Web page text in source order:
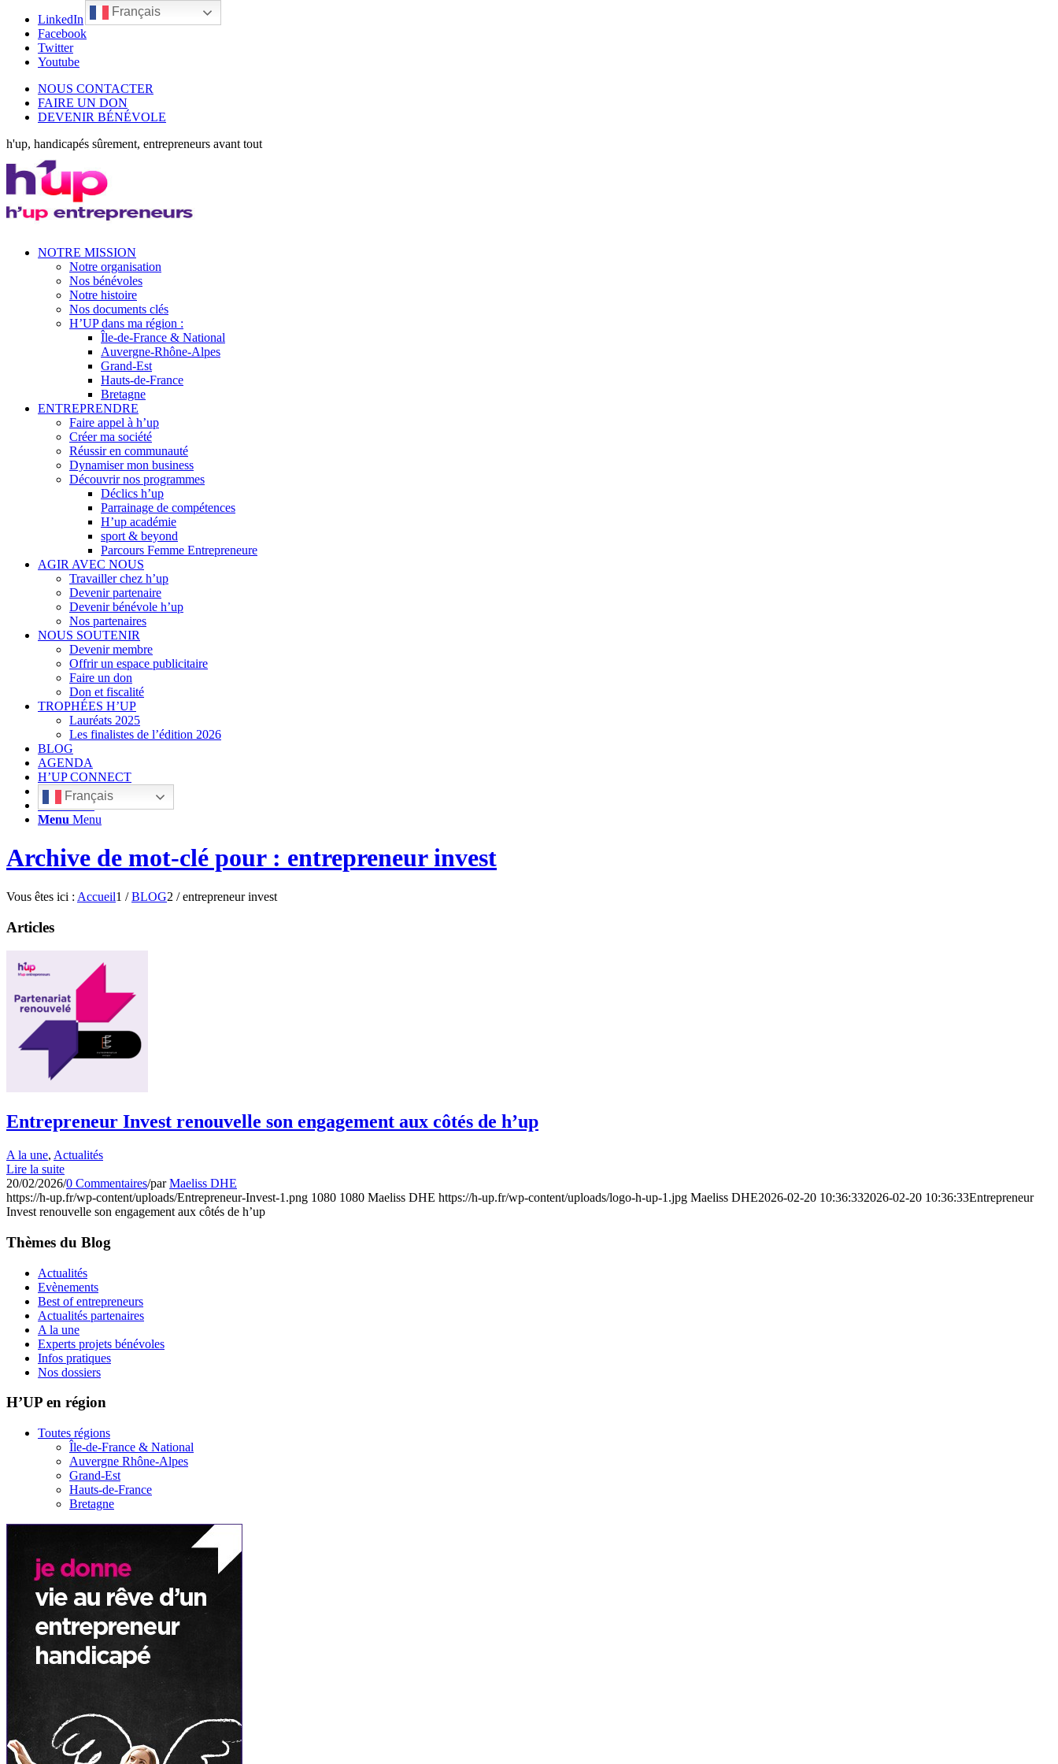
LinkedIn
Facebook
Twitter
Youtube
NOUS CONTACTER
FAIRE UN DON
DEVENIR BÉNÉVOLE
h'up, handicapés sûrement, entrepreneurs avant tout
NOTRE MISSION
Notre organisation
Nos bénévoles
Notre histoire
Nos documents clés
H’UP dans ma région :
Île-de-France & National
Auvergne-Rhône-Alpes
Grand-Est
Hauts-de-France
Bretagne
ENTREPRENDRE
Faire appel à h’up
Créer ma société
Réussir en communauté
Dynamiser mon business
Découvrir nos programmes
Déclics h’up
Parrainage de compétences
H’up académie
sport & beyond
Parcours Femme Entrepreneure
AGIR AVEC NOUS
Travailler chez h’up
Devenir partenaire
Devenir bénévole h’up
Nos partenaires
NOUS SOUTENIR
Devenir membre
Offrir un espace publicitaire
Faire un don
Don et fiscalité
TROPHÉES H’UP
Lauréats 2025
Les finalistes de l’édition 2026
BLOG
AGENDA
H’UP CONNECT
Français
Rechercher
Menu Menu
Archive de mot-clé pour : entrepreneur invest
Vous êtes ici : Accueil1 / BLOG2 / entrepreneur invest
Articles
Entrepreneur Invest renouvelle son engagement aux côtés de h’up
A la une, Actualités
Lire la suite
20/02/2026/0 Commentaires/parMaeliss DHE
https://h-up.fr/wp-content/uploads/Entrepreneur-Invest-1.png 1080 1080 Maeliss DHE https://h-up.fr/wp-content/uploads/logo-h-up-1.jpg Maeliss DHE2026-02-20 10:36:332026-02-20 10:36:33Entrepreneur
Invest renouvelle son engagement aux côtés de h’up
Thèmes du Blog
Actualités
Evènements
Best of entrepreneurs
Actualités partenaires
A la une
Experts projets bénévoles
Infos pratiques
Nos dossiers
H’UP en région
Toutes régions
Île-de-France & National
Auvergne Rhône-Alpes
Grand-Est
Hauts-de-France
Bretagne
Français